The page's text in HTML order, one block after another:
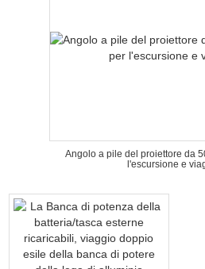
Angolo a pile del proiettore da
l'escursione e